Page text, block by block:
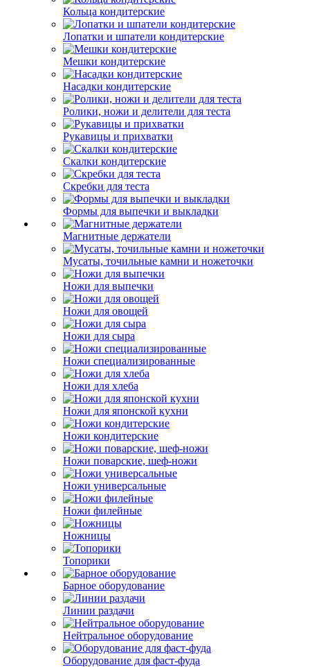
Кольца кондитерские
Лопатки и шпатели кондитерские
Мешки кондитерские
Насадки кондитерские
Ролики, ножи и делители для теста
Рукавицы и прихватки
Скалки кондитерские
Скребки для теста
Формы для выпечки и выкладки
Магнитные держатели
Мусаты, точильные камни и ножеточки
Ножи для выпечки
Ножи для овощей
Ножи для сыра
Ножи специализированные
Ножи для хлеба
Ножи для японской кухни
Ножи кондитерские
Ножи поварские, шеф-ножи
Ножи универсальные
Ножи филейные
Ножницы
Топорики
Барное оборудование
Линии раздачи
Нейтральное оборудование
Оборудование для фаст-фуда